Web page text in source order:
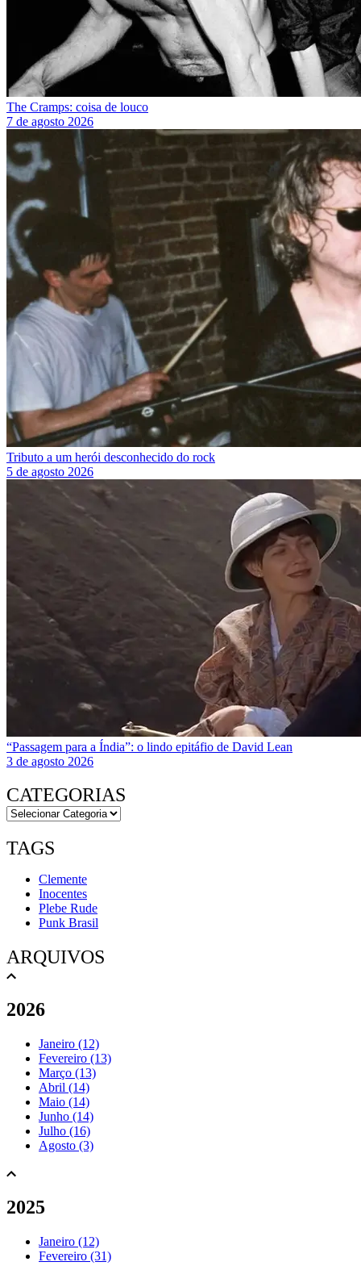
The Cramps: coisa de louco
7 de agosto 2026
Tributo a um herói desconhecido do rock
5 de agosto 2026
“Passagem para a Índia”: o lindo epitáfio de David Lean
3 de agosto 2026
CATEGORIAS
TAGS
Clemente
Inocentes
Plebe Rude
Punk Brasil
ARQUIVOS
2026
Janeiro (12)
Fevereiro (13)
Março (13)
Abril (14)
Maio (14)
Junho (14)
Julho (16)
Agosto (3)
2025
Janeiro (12)
Fevereiro (31)